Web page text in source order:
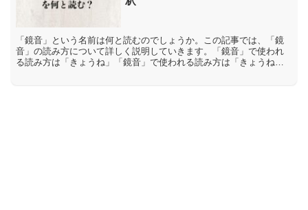
「鏡音」という名前は何と読むのでしょうか。この記事では、「鏡
音」の読み方について詳しく説明していきます。「鏡音」で使われ
る読み方は「きょうね」「鏡音」で使われる読み方は「きょうね」